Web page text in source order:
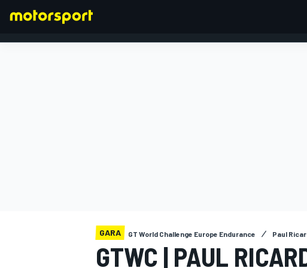
GARA GT World Challenge Europe Endurance Paul
GTWC | PAUL